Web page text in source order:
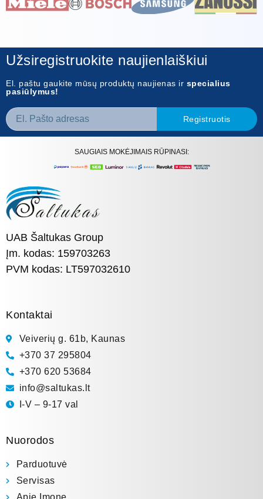
Užsiregistruokite naujienlaiškiui
El. paštu gaukite mūsų produktų naujienas ir specialius
pasiūlymus!
Registruotis
SAUGIAIS MOKĖJIMAIS RŪPINASI:
UAB Šaltukas Group
Įm. kodas: 159703263
PVM kodas: LT597032610
Kontaktai
Veiverių g. 61b, Kaunas
+370 37 295804
+370 620 53684
info@saltukas.lt
I-V – 9-17 val
Nuorodos
Parduotuvė
Servisas
Apie Įmonę